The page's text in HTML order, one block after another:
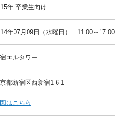
年 卒業生向け
年07月09日（水曜日） 11:00～17:00
エルタワー
都新宿区西新宿1-6-1
はこちら